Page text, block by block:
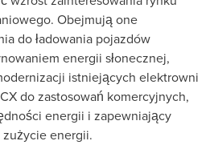
Obejmują one
do ładowania pojazdów
energii słonecznej,
istniejących elektrowni
do zastosowań komercyjnych,
energii i zapewniający
energii.